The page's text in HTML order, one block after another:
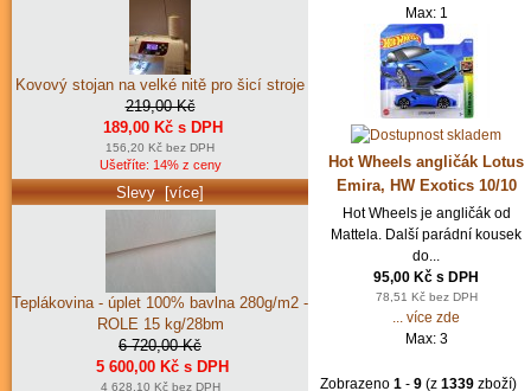
Max: 1
Hot Wheels angličák Lotus
Emira, HW Exotics 10/10
Hot Wheels je angličák od
Mattela. Další parádní kousek
do...
95,00 Kč s DPH
78,51 Kč bez DPH
... více zde
Max: 3
Zobrazeno 1 - 9 (z 1339 zboží)
Kovový stojan na velké nitě pro šicí stroje
219,00 Kč
189,00 Kč s DPH
156,20 Kč bez DPH
Ušetříte: 14% z ceny
Slevy [více]
Teplákovina - úplet 100% bavlna 280g/m2 -
ROLE 15 kg/28bm
6 720,00 Kč
5 600,00 Kč s DPH
4 628,10 Kč bez DPH